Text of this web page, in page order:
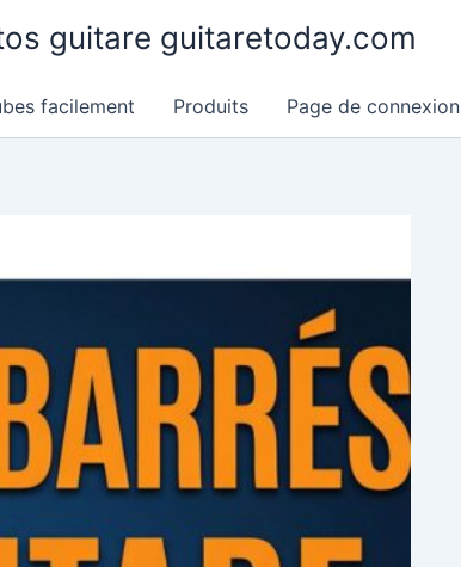
guitare guitaretoday.com
facilement Produits Page de connexion